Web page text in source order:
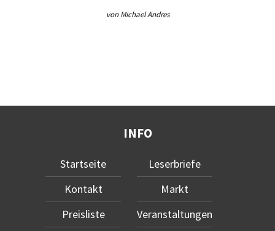
von Michael Andres
INFO
Startseite
Kontakt
Preisliste
Leserbriefe
Markt
Veranstaltungen